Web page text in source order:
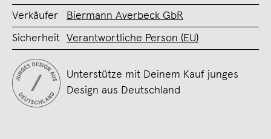
Verkäufer Biermann Averbeck GbR
Sicherheit Verantwortliche Person (EU)
Unterstütze mit Deinem Kauf junges
Design aus Deutschland